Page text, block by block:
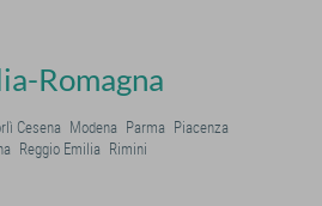
Romagna
Cesena Modena Parma Piacenza
Reggio Emilia Rimini